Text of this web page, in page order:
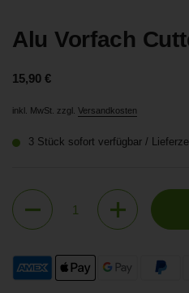
Alu Vorfach
Preis:
15,90 €
inkl. MwSt. zzgl. Versandkosten
3 Stück sofort verfügbar /
Anzahl